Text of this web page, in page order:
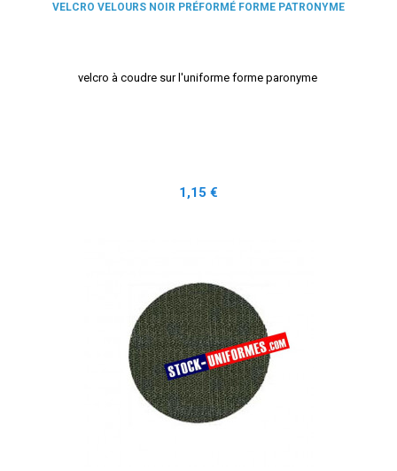
VELCRO VELOURS NOIR PRÉFORMÉ FORME PATRONYME
velcro à coudre sur l'uniforme forme paronyme
Prix
1,15 €